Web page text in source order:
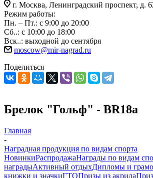
г. Москва, Ленинградский проспект, д.
Режим работы:
Пн. – Пт.: с 9:00 до 20:00
Сб..: с 10:00 до 18:00
Вск..: выходной до сентября
moscow@mir-nagrad.ru
Поделиться
Брелок "Гольф" - BR18a
Главная
-
Наградная продукция по видам спорта
НовинкиРаспродажаНаграды по видам
наградыАктивный отдыхДипломы и
книжки и значкиГТОПризы из акрила